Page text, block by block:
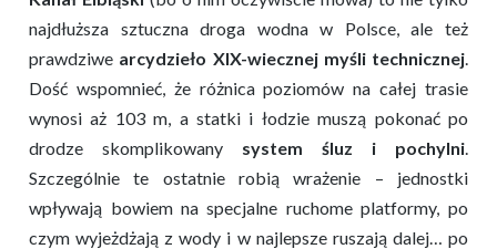
najdłuższa sztuczna droga wodna w Polsce, ale też
prawdziwe arcydzieło XIX-wiecznej myśli technicznej.
Dość wspomnieć, że różnica poziomów na całej trasie
wynosi aż 103 m, a statki i łodzie muszą pokonać po
drodze skomplikowany system śluz i pochylni.
Szczególnie te ostatnie robią wrażenie – jednostki
wpływają bowiem na specjalne ruchome platformy, po
czym wyjeżdżają z wody i w najlepsze ruszają dalej… po